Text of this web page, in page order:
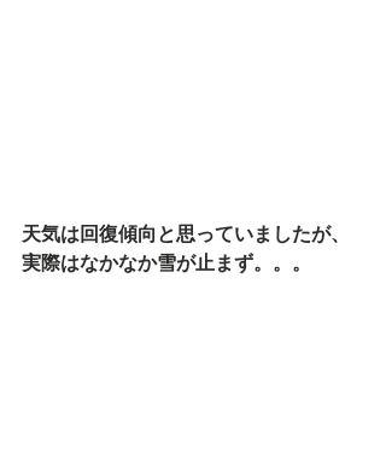
天気は回復傾向と思っていましたが、
実際はなかなか雪が止まず。。。